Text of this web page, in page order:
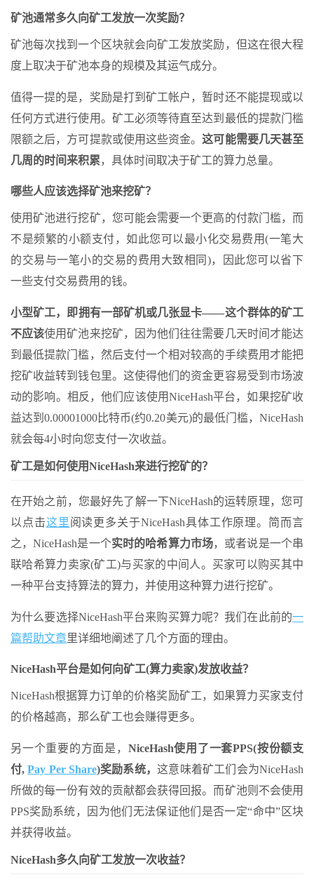
矿池通常多久向矿工发放一次奖励？
矿池每次找到一个区块就会向矿工发放奖励，但这在很大程
度上取决于矿池本身的规模及其运气成分。
值得一提的是，奖励是打到矿工帐户，暂时还不能提现或以
任何方式进行使用。矿工必须等待直至达到最低的提款门槛
限额之后，方可提款或使用这些资金。这可能需要几天甚至
几周的时间来积累，具体时间取决于矿工的算力总量。
哪些人应该选择矿池来挖矿？
使用矿池进行挖矿，您可能会需要一个更高的付款门槛，而
不是频繁的小额支付，如此您可以最小化交易费用(一笔大
的交易与一笔小的交易的费用大致相同)，因此您可以省下
一些支付交易费用的钱。
小型矿工，即拥有一部矿机或几张显卡——这个群体的矿工
不应该使用矿池来挖矿，因为他们往往需要几天时间才能达
到最低提款门槛，然后支付一个相对较高的手续费用才能把
挖矿收益转到钱包里。这使得他们的资金更容易受到市场波
动的影响。相反，他们应该使用NiceHash平台，如果挖矿收
益达到0.00001000比特币(约0.20美元)的最低门槛，NiceHash
就会每4小时向您支付一次收益。
矿工是如何使用NiceHash来进行挖矿的？
在开始之前，您最好先了解一下NiceHash的运转原理，您可
以点击这里阅读更多关于NiceHash具体工作原理。简而言
之，NiceHash是一个实时的哈希算力市场，或者说是一个串
联哈希算力卖家(矿工)与买家的中间人。买家可以购买其中
一种平台支持算法的算力，并使用这种算力进行挖矿。
为什么要选择NiceHash平台来购买算力呢？我们在此前的一
篇帮助文章里详细地阐述了几个方面的理由。
NiceHash平台是如何向矿工(算力卖家)发放收益？
NiceHash根据算力订单的价格奖励矿工，如果算力买家支付
的价格越高，那么矿工也会赚得更多。
另一个重要的方面是， NiceHash使用了一套PPS(按份额支
付,Pay Per Share)奖励系统，这意味着矿工们会为NiceHash
所做的每一份有效的贡献都会获得回报。而矿池则不会使用
PPS奖励系统，因为他们无法保证他们是否一定“命中”区块
并获得收益。
NiceHash多久向矿工发放一次收益？